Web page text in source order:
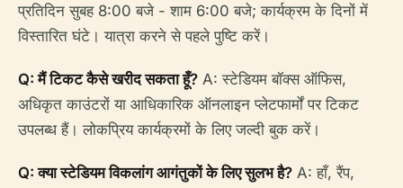
प्रतिदिन सुबह 8:00 बजे - शाम 6:00 बजे; कार्यक्रम के दिनों में
विस्तारित घंटे। यात्रा करने से पहले पुष्टि करें।
Q: मैं टिकट कैसे खरीद सकता हूँ? A: स्टेडियम बॉक्स ऑफिस,
अधिकृत काउंटरों या आधिकारिक ऑनलाइन प्लेटफार्मों पर टिकट
उपलब्ध हैं। लोकप्रिय कार्यक्रमों के लिए जल्दी बुक करें।
Q: क्या स्टेडियम विकलांग आगंतुकों के लिए सुलभ है? A: हाँ, रैंप,